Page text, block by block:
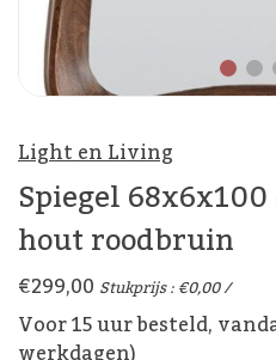
Light en Living
Spiegel
hout roodbruin
€299,00 Stukprijs : €0,00 /
Voor 15 uur besteld,